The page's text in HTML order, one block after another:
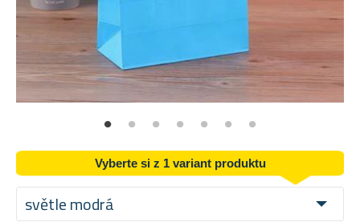
Vyberte si z 1 variant produktu
světle modrá